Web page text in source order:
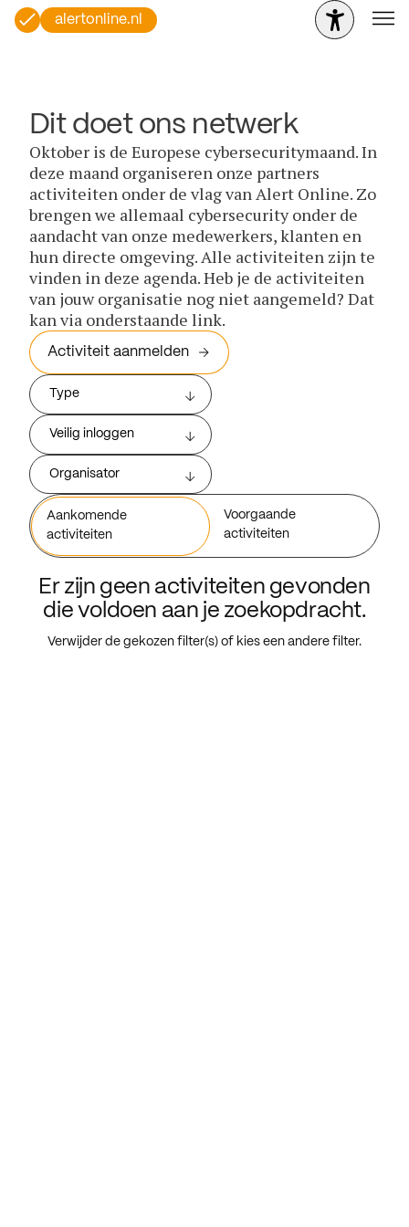
alertonline.nl
Dit doet ons netwerk
Oktober is de Europese cybersecuritymaand. In
deze maand organiseren onze partners
activiteiten onder de vlag van Alert Online. Zo
brengen we allemaal cybersecurity onder de
aandacht van onze medewerkers, klanten en
hun directe omgeving. Alle activiteiten zijn te
vinden in deze agenda. Heb je de activiteiten
van jouw organisatie nog niet aangemeld? Dat
kan via onderstaande link.
Activiteit aanmelden
Type
Veilig inloggen
Organisator
Aankomende
activiteiten
Voorgaande
activiteiten
Er zijn geen activiteiten gevonden
die voldoen aan je zoekopdracht.
Verwijder de gekozen filter(s) of kies een andere filter.